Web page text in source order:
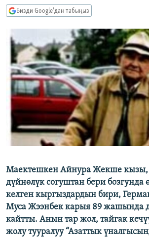
ЭЖЕ-СИҢДИЛЕР
АЗАТТЫК+
ЫҢГАЙСЫЗ СУРООЛОР
Русский
ОНЛАЙН ШЕРИНЕ
ЭЕ/АРнун бардык сайттары
Бизди Google'дан табыңыз
Маектешкен Айнура Жекше кызы,
дүйнөлүк согуштан бери бозгунда
келген кыргыздардын бири,
Муса Жээнбек карыя 89 жашында
кайтты. Анын тар жол, тайгак
жолу тууралуу “Азаттык